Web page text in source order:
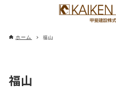
ホーム 福山
福山